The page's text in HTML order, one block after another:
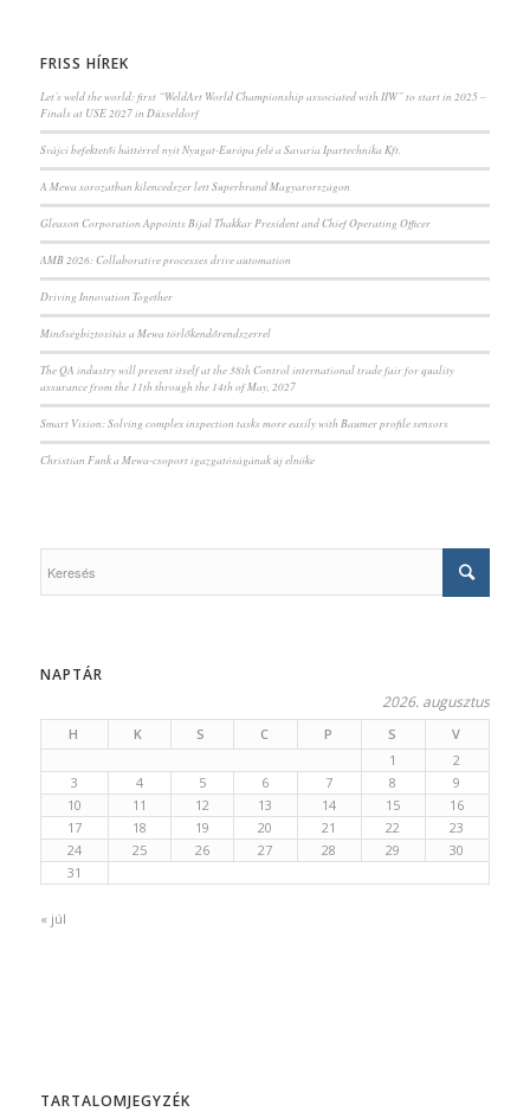
FRISS HÍREK
Let’s weld the world: first “WeldArt World Championship associated with IIW” to start in 2025 –
Finals at USE 2027 in Düsseldorf
Svájci befektetői háttérrel nyit Nyugat-Európa felé a Savaria Ipartechnika Kft.
A Mewa sorozatban kilencedszer lett Superbrand Magyarországon
Gleason Corporation Appoints Bijal Thakkar President and Chief Operating Officer
AMB 2026: Collaborative processes drive automation
Driving Innovation Together
Minőségbiztosítás a Mewa törlőkendőrendszerrel
The QA industry will present itself at the 38th Control international trade fair for quality
assurance from the 11th through the 14th of May, 2027
Smart Vision: Solving complex inspection tasks more easily with Baumer profile sensors
Christian Funk a Mewa-csoport igazgatóságának új elnöke
NAPTÁR
2026. augusztus
H K S C P S
V
1
2
3
4 5 6 7 8
9
10
11 12 13 14 15
16
17
18 19 20 21 22
23
24
25 26 27 28 29
30
31
« júl
TARTALOMJEGYZÉK